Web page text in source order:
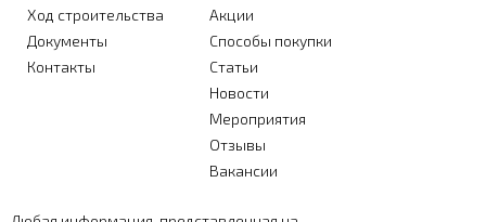
Ход строительства
Документы
Контакты
Акции
Способы покупки
Статьи
Новости
Мероприятия
Отзывы
Вакансии